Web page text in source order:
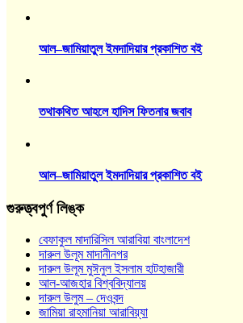
আল–জামিয়াতুল ইমদাদিয়ার প্রকাশিত বই
তথাকথিত আহলে হাদিস ফিতনার জবাব
আল–জামিয়াতুল ইমদাদিয়ার প্রকাশিত বই
গুরুত্ত্বপুর্ণ লিঙ্ক
বেফাকুল মাদারিসিল আরাবিয়া বাংলাদেশ
দারুল উলূম মাদানীনগর
দারুল উলূম মুঈনুল ইসলাম হাটহাজারী
আল-আজহার বিশ্ববিদ্যালয়
দারুল উলুম – দেওবন্দ
জামিয়া রাহমানিয়া আরাবিয়্যা